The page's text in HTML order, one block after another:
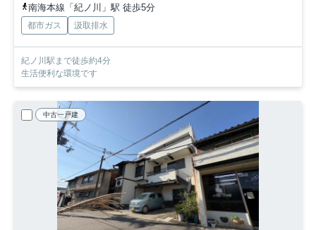
南海本線「紀ノ川」駅 徒歩5分
都市ガス 汲取排水
紀ノ川駅まで徒歩約4分
生活便利な環境です
中古一戸建